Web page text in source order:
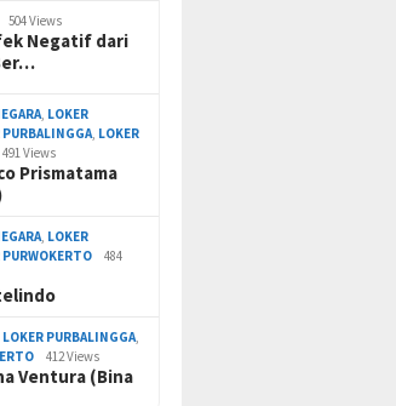
504 Views
Negatif dari
, LOKER
PURBALINGGA, LOKER
491 Views
Prismatama
, LOKER
PURWOKERTO
484
LOKER PURBALINGGA,
412 Views
Ventura (Bina